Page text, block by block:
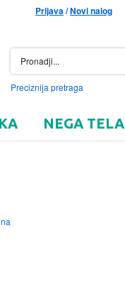
Prijava/Novi nalog
Preciznija pretraga
NEGA TELA